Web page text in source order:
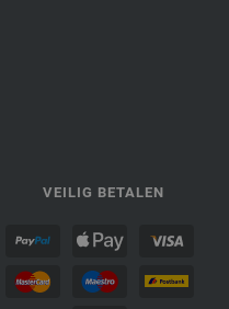
VEILIG BETALEN